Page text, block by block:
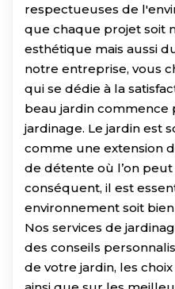
respectueuses de
que chaque projet soit
esthétique mais aussi
notre entreprise, vous
qui se dédie à la
beau jardin commence
jardinage. Le jardin est
comme une extension
de détente où l’on
conséquent, il est
environnement soit
Nos services de
des conseils
de votre jardin, les